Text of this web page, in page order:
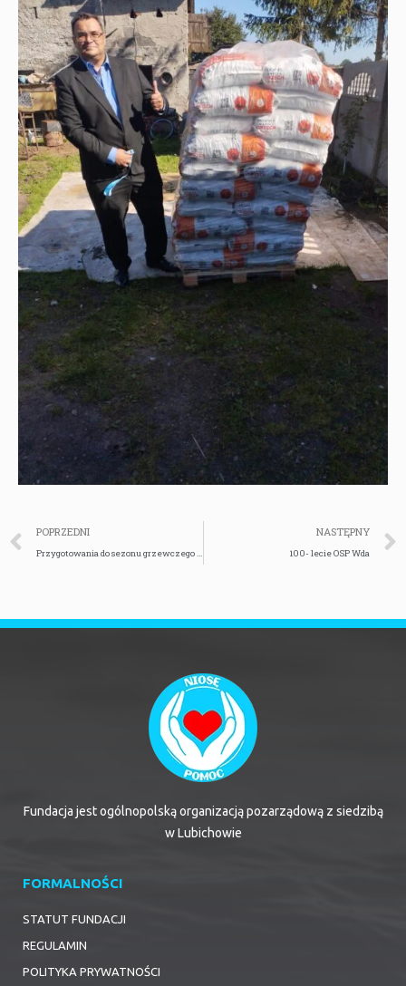
POPRZEDNI
Przygotowania do sezonu grzewczego czas start!
NASTĘPNY
100- lecie OSP Wda
Fundacja jest ogólnopolską organizacją pozarządową z siedzibą
w Lubichowie
FORMALNOŚCI
STATUT FUNDACJI
REGULAMIN
POLITYKA PRYWATNOŚCI